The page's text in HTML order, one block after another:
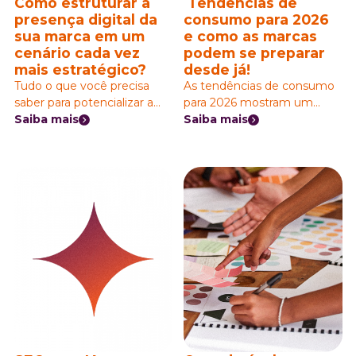
presença digital da
sua marca em um
cenário cada vez
mais estratégico?
Tudo o que você precisa
saber para potencializar a
presença digital da sua
Saiba mais
consumo para 2026
e como as marcas
podem se preparar
desde já!
As tendências de consumo
para 2026 mostram um
cenário onde o futuro do
como as pessoas se
relacionam com as marcas.
O comportamento de
compra está mais orientado
por contexto, racional e, ao
mesmo tempo, emocional
— vamos explicar mais
sobre isso abaixo.
Saiba mais